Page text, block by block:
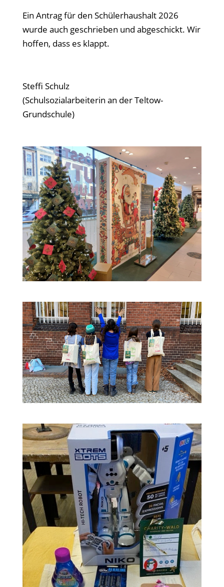
Ein Antrag für den Schülerhaushalt 2026
wurde auch geschrieben und abgeschickt. Wir
hoffen, dass es klappt.
Steffi Schulz
(Schulsozialarbeiterin an der Teltow-
Grundschule)